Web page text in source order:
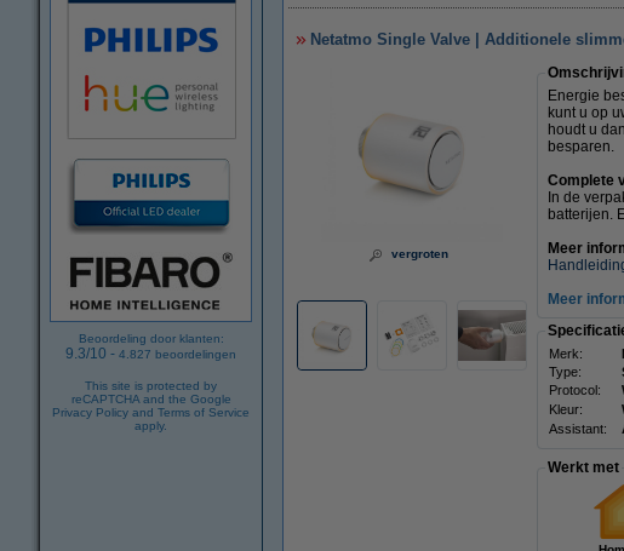
Beoordeling door klanten:
9.3/10 - 4.827 beoordelingen
This site is protected by
reCAPTCHA and the Google
Privacy Policy and Terms of Service
apply.
Netatmo Single Valve | Additionele
vergroten
Energie
kunt u op
houdt u
besparen.
Complete
In de
batterijen.
Meer
Meer
Merk:
Type:
Protocol:
Kleur:
Assistant:
Werkt met